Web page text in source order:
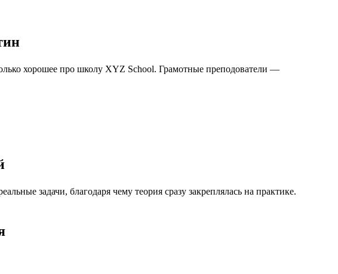
хорошее про школу XYZ School. Грамотные преподователи —
задачи, благодаря чему теория сразу закреплялась на практике.